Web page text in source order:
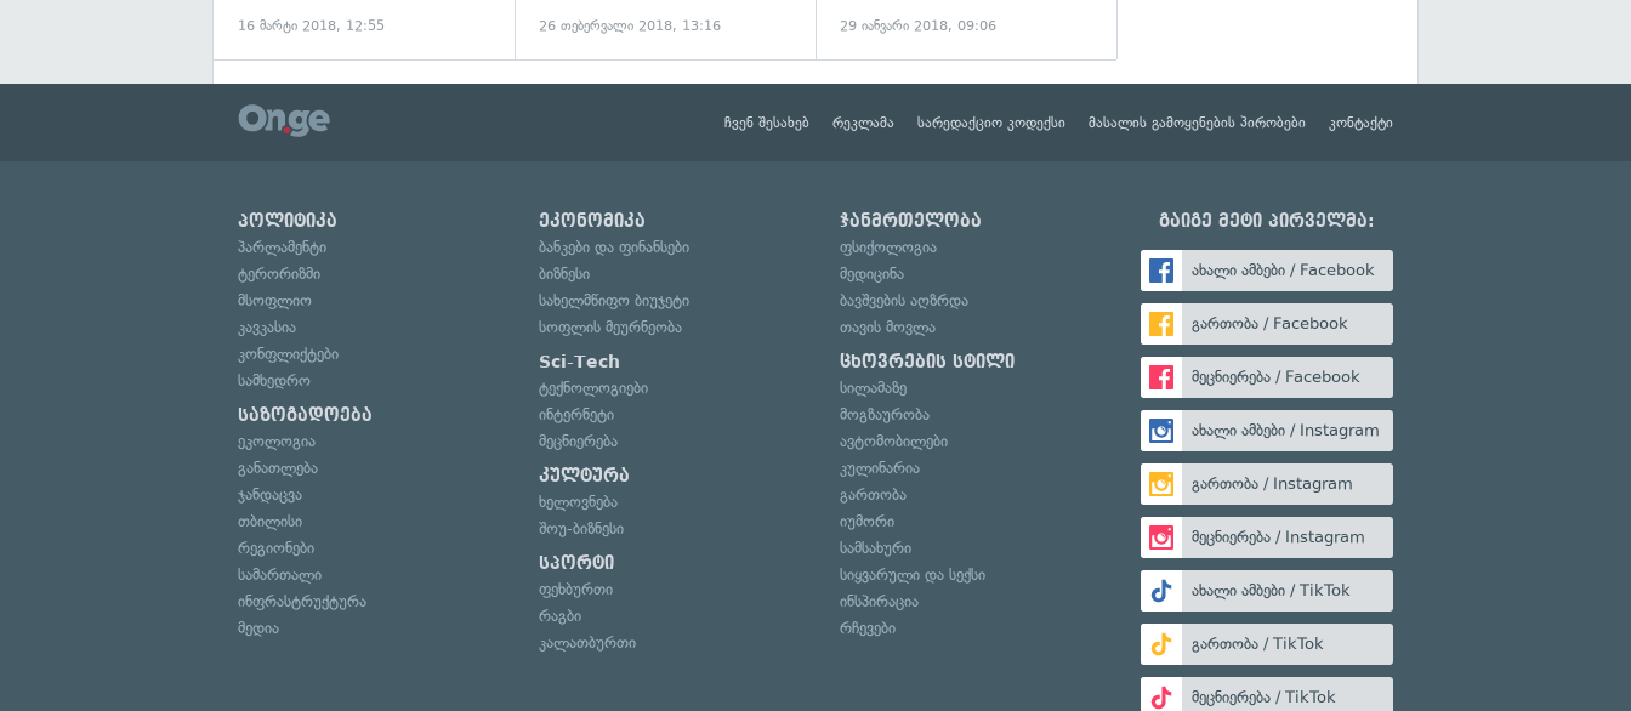
16 მარტი 2018, 12:55 26 თებერვალი 2018, 13:16 29 იანვარი 2018, 09:06
ჩვენ შესახებ რეკლამა სარედაქციო კოდექსი მასალის გამოყენების პირობები კონტაქტი
პოლიტიკა
პარლამენტი
ტერორიზმი
მსოფლიო
კავკასია
კონფლიქტები
სამხედრო
საზოგადოება
ეკოლოგია
განათლება
ჯანდაცვა
თბილისი
რეგიონები
სამართალი
ინფრასტრუქტურა
მედია
ეკონომიკა
ბანკები და ფინანსები
ბიზნესი
სახელმწიფო ბიუჯეტი
სოფლის მეურნეობა
Sci-Tech
ტექნოლოგიები
ინტერნეტი
მეცნიერება
კულტურა
ხელოვნება
შოუ-ბიზნესი
სპორტი
ფეხბურთი
რაგბი
კალათბურთი
ჯანმრთელობა
ფსიქოლოგია
მედიცინა
ბავშვების აღზრდა
თავის მოვლა
ცხოვრების სტილი
სილამაზე
მოგზაურობა
ავტომობილები
კულინარია
გართობა
იუმორი
სამსახური
სიყვარული და სექსი
ინსპირაცია
რჩევები
გაიგე მეტი პირველმა:
ახალი ამბები / Facebook
გართობა / Facebook
მეცნიერება / Facebook
ახალი ამბები / Instagram
გართობა / Instagram
მეცნიერება / Instagram
ახალი ამბები / TikTok
გართობა / TikTok
მეცნიერება / TikTok